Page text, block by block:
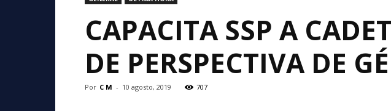
CAPACITA SSP A
DE PERSPECTIVA DE
Por C M - 10 agosto, 2019 707